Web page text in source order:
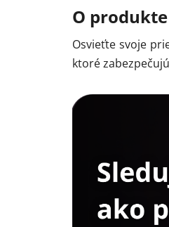
O produkte
Osvieťte svoje
ktoré